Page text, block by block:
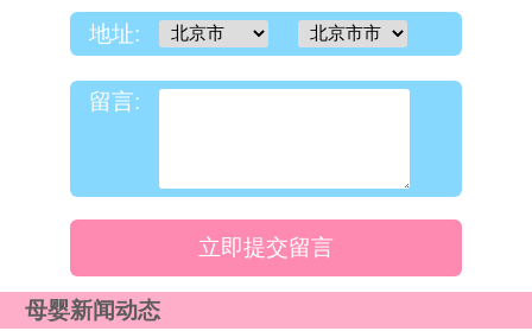
地址:
留言:
立即提交留言
母婴新闻动态